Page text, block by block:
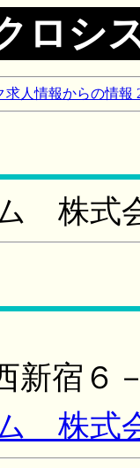
ロシ
人情報からの情報
株式
新宿６
株式